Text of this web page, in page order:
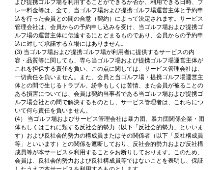
よび提携ゴルフ場を利用することができるか否か、利用できる日時、プ
レー料金等は、全て、当ゴルフ場および提携ゴルフ場運営主体と予約申
込を行った会員との間の合意（契約）によって決定されます。サービス
管理会社は、会員からの予約申し込みを受け、当ゴルフ場および提携ゴ
ルフ場の運営主体に伝達するにとどまるものであり、会員からの予約申
込に対して承諾する立場にはありません。
(3) 当ゴルフ場および提携ゴルフ場が利用者に提供するサービスの内
容・品質等に関しても、専ら当ゴルフ場および提携ゴルフ場運営主体が
これを担保する責任を負い、この点に関しては、サービス管理会社は、
一切責任を負いません。また、会員と当ゴルフ場・提携ゴルフ場運営主
体との間で生じるトラブル、紛争もしくは苦情、また会員が被ることの
ある損害については、会員は契約当事者である当ゴルフ場および提携ゴ
ルフ場会社との間で解決するものとし、サービス管理者は、これらにつ
いて何ら責任を負いません。
(4） 当ゴルフ場およびサービス管理会社は暴力団、暴力団関係企業・団
体もしくはこれに類する反社会的勢力（以下「反社会的勢力」といいま
す）および反社会的勢力の構成員またはその関係者（以下「反社構成員
等」といいます）との関係を遮断しており、反社会的勢力および反社構
成員等が本サービスを利用することをお断りしております。このため、
会員は、反社会的勢力および反社構成員等ではないことを表明し、保証